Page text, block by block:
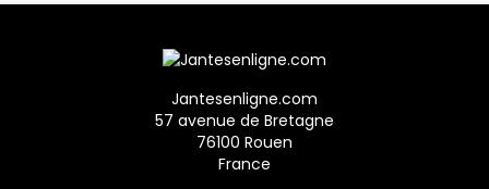
Jantesenligne.com
57 avenue de Bretagne
76100 Rouen
France